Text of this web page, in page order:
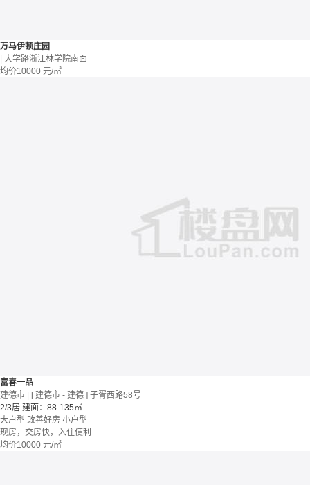
万马伊顿庄园
| 大学路浙江林学院南面
均价10000 元/㎡
富春一品
建德市 | [ 建德市 - 建德 ] 子胥西路58号
2/3居 建面：88-135㎡
大户型 改善好房 小户型
现房，交房快，入住便利
均价10000 元/㎡